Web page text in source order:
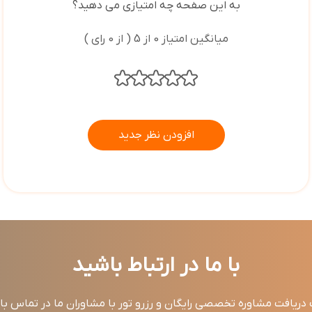
به این صفحه چه امتیازی می دهید؟
میانگین امتیاز 0 از 5 ( از 0 رای )
افزودن نظر جدید
با ما در ارتباط باشید
مشاوره تخصصی رایگان و رزرو تور با مشاوران ما در تماس